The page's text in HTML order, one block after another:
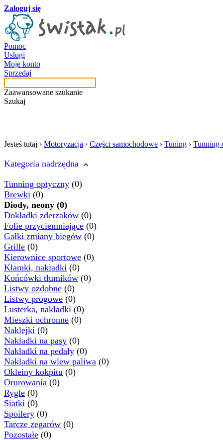
Zaloguj się
Pomoc
Usługi
Moje konto
Sprzedaj
Zaawansowane szukanie
Szukaj
Jesteś tutaj › Motoryzacja › Części samochodowe › Tuning › Tunning
Kategoria nadrzędna
Tunning optyczny (0)
Brewki (0)
Diody, neony (0)
Dokładki zderzaków (0)
Folie przyciemniające (0)
Gałki zmiany biegów (0)
Grille (0)
Kierownice sportowe (0)
Klamki, nakładki (0)
Końcówki tłumików (0)
Listwy ozdobne (0)
Listwy progowe (0)
Lusterka, nakładki (0)
Mieszki ochronne (0)
Naklejki (0)
Nakładki na pasy (0)
Nakładki na pedały (0)
Nakładki na wlew paliwa (0)
Okleiny kokpitu (0)
Orurowania (0)
Rygle (0)
Siatki (0)
Spoilery (0)
Tarcze zegarów (0)
Pozostałe (0)